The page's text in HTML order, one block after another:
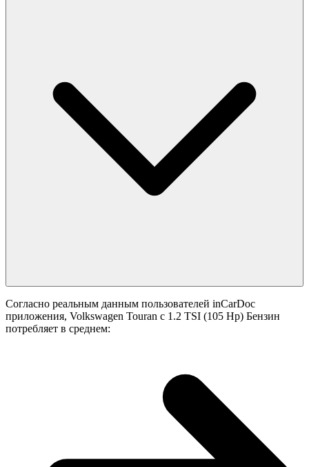
Согласно реальным данным пользователей inCarDoc
приложения, Volkswagen Touran с 1.2 TSI (105 Hp) Бензин
потребляет в среднем: